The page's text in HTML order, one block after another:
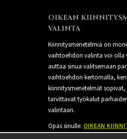
OIKEAN
VALINTA
Kiinnitysmenetelmiä on
vaihtoehdon valinta voi olla
auttaa sinua valitsemaan
vaihtoehdon kertomalla,
kiinnitysmenetelmät
tarvittavat työkalut
valintaan.
Opas sinulle: OIKEAN